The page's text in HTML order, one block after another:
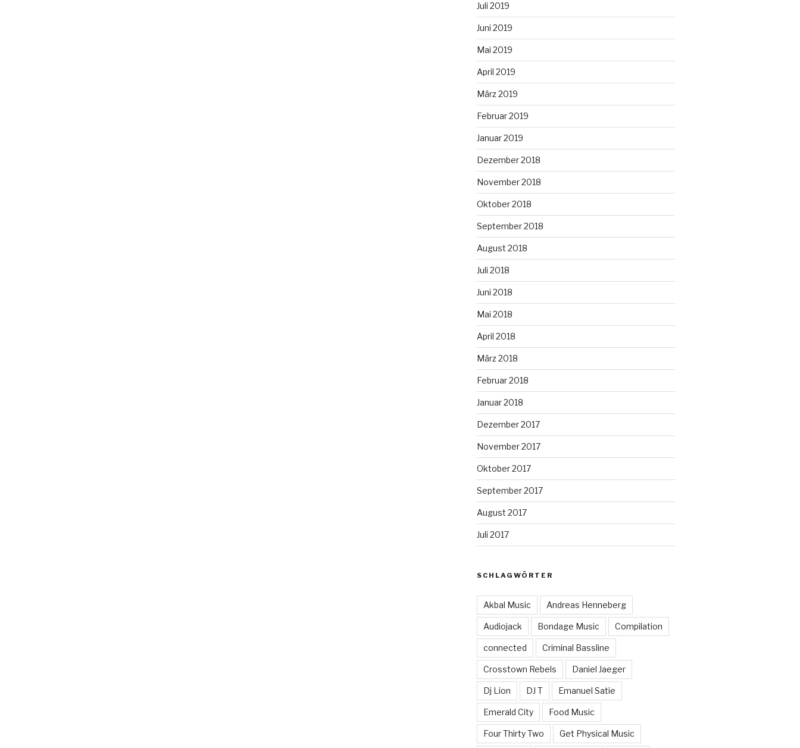
Juli 2019
Juni 2019
Mai 2019
April 2019
März 2019
Februar 2019
Januar 2019
Dezember 2018
November 2018
Oktober 2018
September 2018
August 2018
Juli 2018
Juni 2018
Mai 2018
April 2018
März 2018
Februar 2018
Januar 2018
Dezember 2017
November 2017
Oktober 2017
September 2017
August 2017
Juli 2017
SCHLAGWÖRTER
Akbal Music Andreas Henneberg
Audiojack Bondage Music Compilation
connected Criminal Bassline
Crosstown Rebels Daniel Jaeger
Dj Lion DJ T Emanuel Satie
Emerald City Food Music
Four Thirty Two Get Physical Music